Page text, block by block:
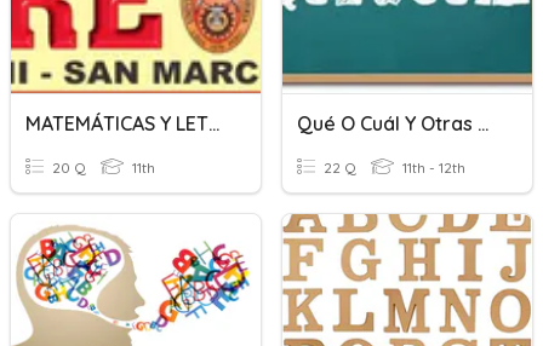
MATEMÁTICAS Y LETRAS
20 Q 11th
Qué O Cuál Y Otras Palabras Interrogativas
22 Q 11th - 12th